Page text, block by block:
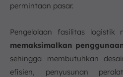
permintaan pasar.
Pengelolaan fasilitas logistik
memaksimalkan
sehingga membutuhkan
efisien, penyusunan